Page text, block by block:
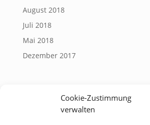
Cookie-Zustimmung
verwalten
August 2018
Juli 2018
Mai 2018
Dezember 2017